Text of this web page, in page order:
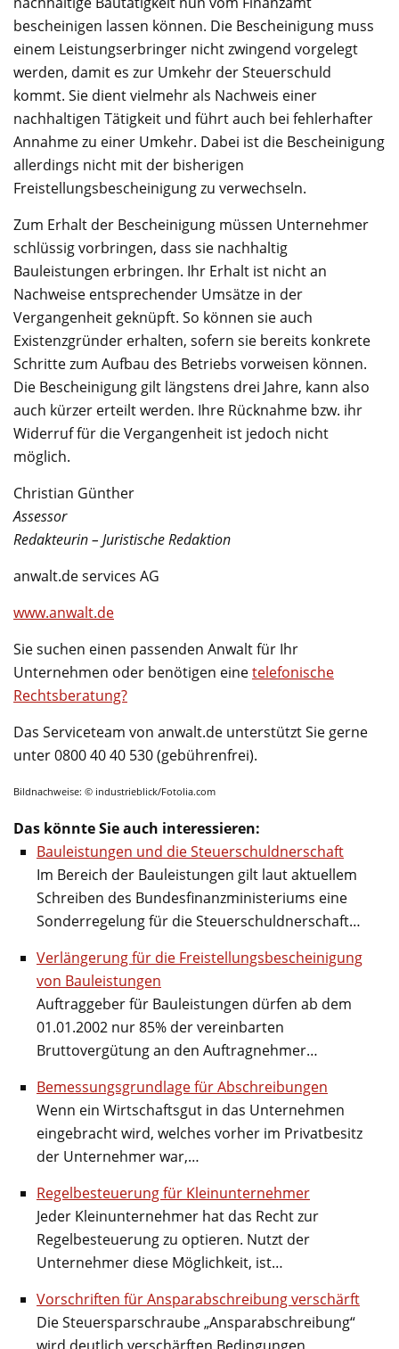
bescheinigen lassen können. Die Bescheinigung muss
einem Leistungserbringer nicht zwingend vorgelegt
werden, damit es zur Umkehr der Steuerschuld
kommt. Sie dient vielmehr als Nachweis einer
nachhaltigen Tätigkeit und führt auch bei fehlerhafter
Annahme zu einer Umkehr. Dabei ist die Bescheinigung
allerdings nicht mit der bisherigen
Freistellungsbescheinigung zu verwechseln.
Zum Erhalt der Bescheinigung müssen Unternehmer
schlüssig vorbringen, dass sie nachhaltig
Bauleistungen erbringen. Ihr Erhalt ist nicht an
Nachweise entsprechender Umsätze in der
Vergangenheit geknüpft. So können sie auch
Existenzgründer erhalten, sofern sie bereits konkrete
Schritte zum Aufbau des Betriebs vorweisen können.
Die Bescheinigung gilt längstens drei Jahre, kann also
auch kürzer erteilt werden. Ihre Rücknahme bzw. ihr
Widerruf für die Vergangenheit ist jedoch nicht
möglich.
Christian Günther
Assessor
Redakteurin – Juristische Redaktion
anwalt.de services AG
www.anwalt.de
Sie suchen einen passenden Anwalt für Ihr
Unternehmen oder benötigen einetelefonische
Rechtsberatung?
Das Serviceteam von anwalt.de unterstützt Sie gerne
unter 0800 40 40 530 (gebührenfrei).
Bildnachweise: © industrieblick/Fotolia.com
Das könnte Sie auch interessieren:
Bauleistungen und die Steuerschuldnerschaft
Im Bereich der Bauleistungen gilt laut aktuellem
Schreiben des Bundesfinanzministeriums eine
Sonderregelung für die Steuerschuldnerschaft…
Verlängerung für die Freistellungsbescheinigung
von Bauleistungen
Auftraggeber für Bauleistungen dürfen ab dem
01.01.2002 nur 85% der vereinbarten
Bruttovergütung an den Auftragnehmer…
Bemessungsgrundlage für Abschreibungen
Wenn ein Wirtschaftsgut in das Unternehmen
eingebracht wird, welches vorher im Privatbesitz
der Unternehmer war,…
Regelbesteuerung für Kleinunternehmer
Jeder Kleinunternehmer hat das Recht zur
Regelbesteuerung zu optieren. Nutzt der
Unternehmer diese Möglichkeit, ist…
Vorschriften für Ansparabschreibung verschärft
Die Steuersparschraube „Ansparabschreibung“
wird deutlich verschärften Bedingungen